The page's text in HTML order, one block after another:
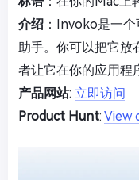
介绍 ：Invoko是一
助手。你可以把它放
者让它在你的应用程
产品网站: 立即访问
Product Hunt: View